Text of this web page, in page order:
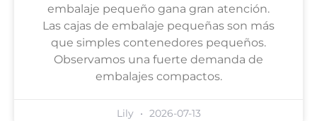
embalaje pequeño gana gran atención.
Las cajas de embalaje pequeñas son más
que simples contenedores pequeños.
Observamos una fuerte demanda de
embalajes compactos.
Lily 2026-07-13